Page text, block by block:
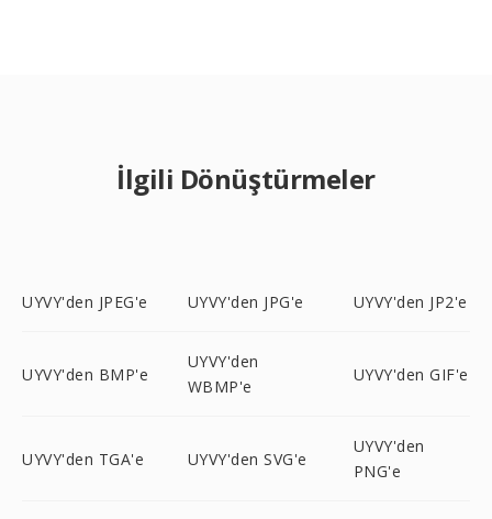
İlgili Dönüştürmeler
UYVY'den JPEG'e UYVY'den JPG'e UYVY'den JP2'e
UYVY'den BMP'e
UYVY'den
WBMP'e
UYVY'den GIF'e
UYVY'den TGA'e UYVY'den SVG'e
UYVY'den
PNG'e